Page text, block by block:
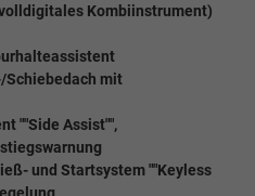
Kombiinstrument)
Schiebedach mit
""Side Assist"",
und Startsystem ""Keyless